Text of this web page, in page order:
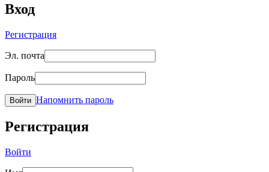
Вход
Регистрация
Эл. почта
Пароль
Войти Напомнить пароль
Регистрация
Войти